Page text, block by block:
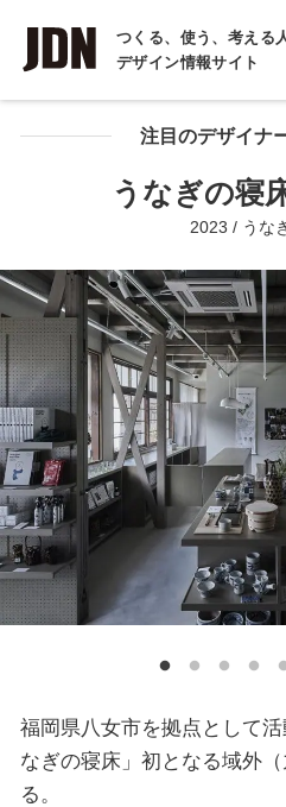
つくる、使う、考える
デザイン情報サイト
INTERVIEW
インタビュー
REPORT注目のデザイナ
うなぎの寝
2023 / うな
福岡県八女市を拠点として
なぎの寝床」初となる域外
る。